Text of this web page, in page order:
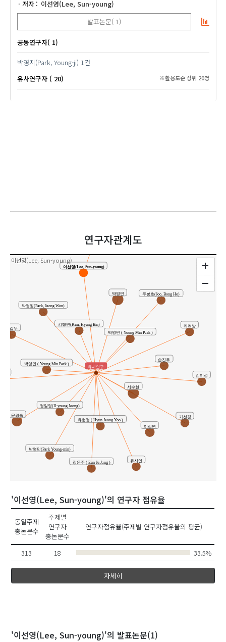
저자
이선영(Lee, Sun-young)
발표논문( 1)
공동연구자( 1)
박영지(Park, Young-ji) 1건
유사연구자 ( 20)
※활용도순 상위 20명
연구자관계도
이선영(Lee, Sun-young)
가선경
구갑우
김미성
김형빈(Kim, Hyung Bin) 라려방
박영민
박영민 ( Young Min Park )
박영민 ( Young Min Park )
박영민(Park Young-min)
박정원(Park, Jeong Won)
서수현
손진우
유시연
유현정 ( Hyun Jeong Yoo )
윤경숙
이정연
장은주 ( Eun Ju Jang )
정일영(Il-young Jeong)
주봉호(Joo, Bong Ho)
이선영(Lee, Sun-young)
유사연구
'이선영(Lee, Sun-young)'의 연구자 점유율
동일주제
총논문수
주제별
연구자
총논문수
연구자점유율(주제별 연구자점유율의 평균)
313 18 33.5%
자세히
'이선영(Lee, Sun-young)'의 발표논문(1)